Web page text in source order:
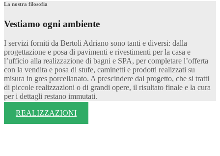
La nostra filosofia
Vestiamo ogni ambiente
I servizi forniti da Bertoli Adriano sono tanti e diversi: dalla
progettazione e posa di pavimenti e rivestimenti per la casa e
l’ufficio alla realizzazione di bagni e SPA, per completare l’offerta
con la vendita e posa di stufe, caminetti e prodotti realizzati su
misura in gres porcellanato. A prescindere dal progetto, che si tratti
di piccole realizzazioni o di grandi opere, il risultato finale e la cura
per i dettagli restano immutati.
REALIZZAZIONI